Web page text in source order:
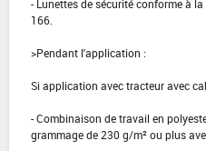
- Lunettes de sécurité conforme à
166.
>Pendant l'application :
Si application avec tracteur avec
- Combinaison de travail en
grammage de 230 g/m² ou plus